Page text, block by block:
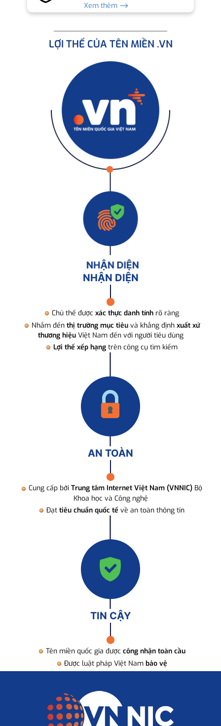
Xem thêm ⟶
LỢI THẾ CỦA TÊN MIỀN .VN
NHẬN DIỆN
Chủ thể được xác thực danh tính rõ ràng
Nhắm đến thị trường mục tiêuvà khẳng định xuất xứ
thương hiệuViệt Nam đến với người tiêu dùng
Lợi thế xếp hạng trên công cụ tìm kiếm
AN TOÀN
Cung cấp bởi Trung tâm Internet Việt Nam (VNNIC) Bộ
Khoa học và Công nghệ
Đạt tiêu chuẩn quốc tế về an toàn thông tin
TIN CẬY
Tên miền quốc gia được công nhận toàn cầu
Được luật pháp Việt Nam bảo vệ